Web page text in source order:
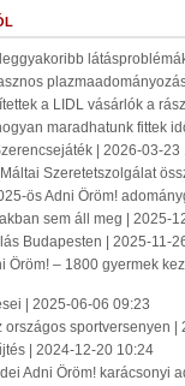
a LIDL vásárlók a
maradhatunk fittek
| 2026-03-23
Szeretetszolgálat
ös Adni Öröm!
sem áll meg | 2025-
Budapesten | 2025-11-
Öröm! – 1800 gyermek
| 2025-06-06 09:23
országos sportversenyen |
| 2024-12-20 10:24
Adni Öröm! karácsonyi